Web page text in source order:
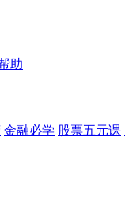
助
金融必学 股票五元课